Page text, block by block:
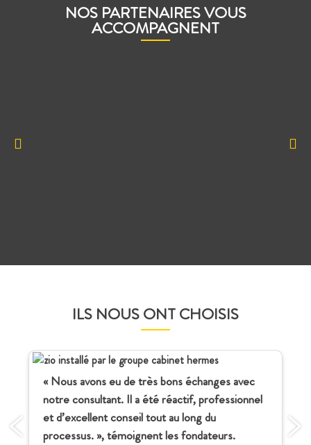
NOS PARTENAIRES VOUS
ACCOMPAGNENT
ILS NOUS ONT CHOISIS
« Nous avons eu de très bons échanges avec
notre consultant. Il a été réactif, professionnel
et d’excellent conseil tout au long du
processus. », témoignent les fondateurs.